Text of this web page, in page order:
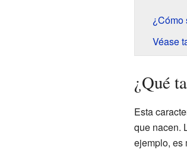
¿Cómo
Véase
¿Qué
Esta
que nacen.
ejemplo, es